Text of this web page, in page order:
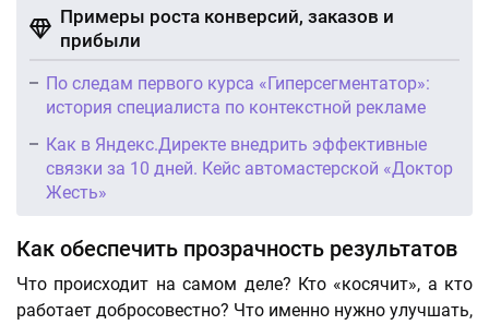
Примеры роста конверсий, заказов и
прибыли
По следам первого курса «Гиперсегментатор»:
история специалиста по контекстной рекламе
Как в Яндекс.Директе внедрить эффективные
связки за 10 дней. Кейс автомастерской «Доктор
Жесть»
Как обеспечить прозрачность результатов
Что происходит на самом деле? Кто «косячит», а кто
работает добросовестно? Что именно нужно улучшать,